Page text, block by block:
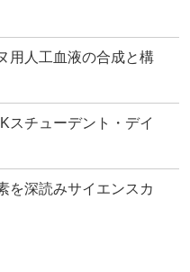
用人工血液の合成と構
スチューデント・デイ
を深読みサイエンスカ